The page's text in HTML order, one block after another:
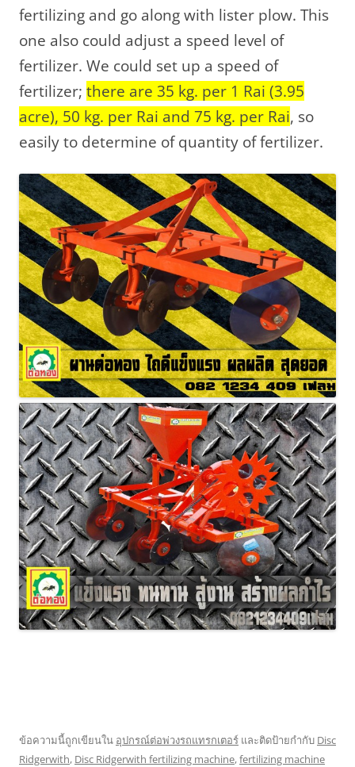
fertilizing and go along with lister plow. This
one also could adjust a speed level of
fertilizer. We could set up a speed of
fertilizer; there are 35 kg. per 1 Rai (3.95
acre), 50 kg. per Rai and 75 kg. per Rai, so
easily to determine of quantity of fertilizer.
ข้อความนี้ถูกเขียนใน อุปกรณ์ต่อพ่วงรถแทรกเตอร์ และติดป้ายกำกับ Disc
Ridgerwith, Disc Ridgerwith fertilizing machine,fertilizing machine